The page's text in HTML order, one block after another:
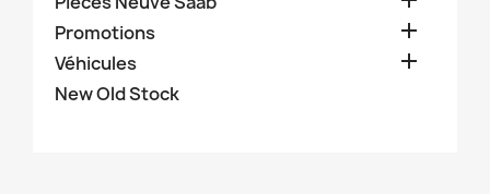
Promotions 
Véhicules 
New Old Stock